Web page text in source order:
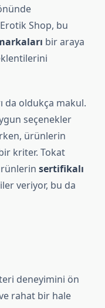
Shop, bu
bir araya
da oldukça makul.
seçenekler
ürünlerin
kriter. Tokat
sertifikalı
veriyor, bu da
deneyimini ön
rahat bir hale